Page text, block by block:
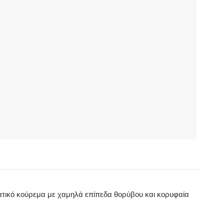
κούρεμα με χαμηλά επίπεδα θορύβου και κορυφαία